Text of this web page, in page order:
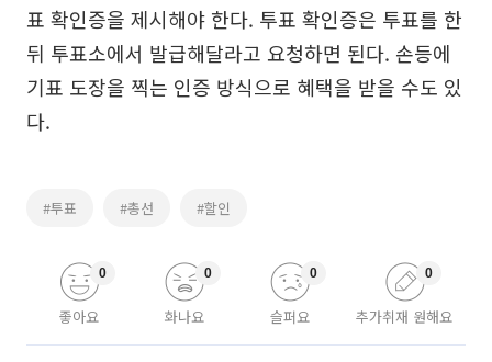
표 확인증을 제시해야 한다. 투표 확인증은 투표를 한
뒤 투표소에서 발급해달라고 요청하면 된다. 손등에
기표 도장을 찍는 인증 방식으로 혜택을 받을 수도 있
다.
#투표 #총선 #할인
좋아요
0
화나요
0
슬퍼요
0
추가취재 원해요
0